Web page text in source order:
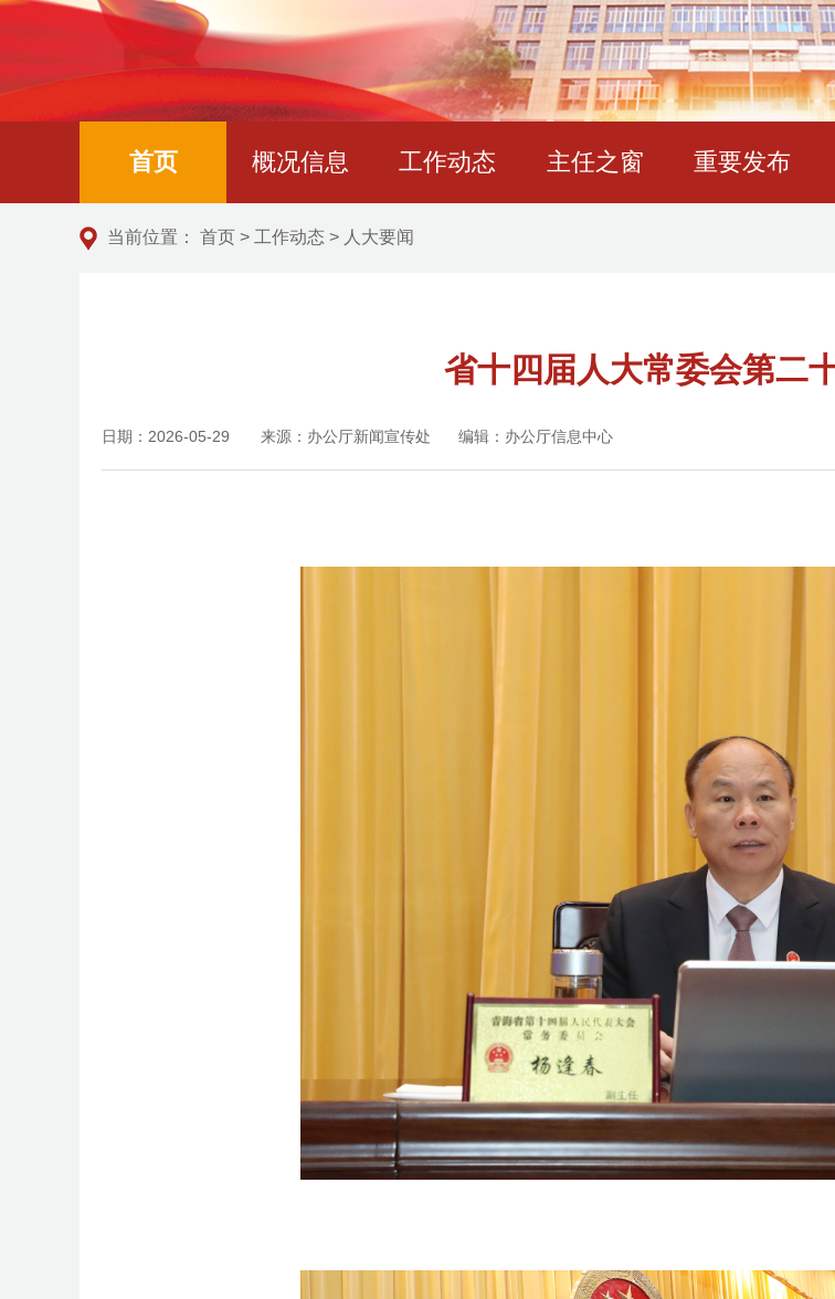
首页 概况信息 工作动态 主任之窗 重要发布
当前位置： 首页 > 工作动态 > 人大要闻
省十四届人大常委会第二
日期：2026-05-29 来源：办公厅新闻宣传处 编辑：办公厅信息中心